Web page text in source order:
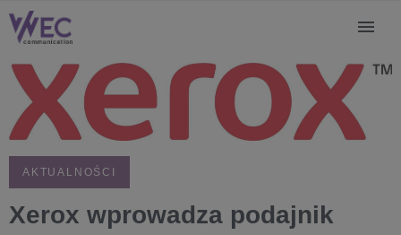
AKTUALNOŚCI
Xerox wprowadza podajnik